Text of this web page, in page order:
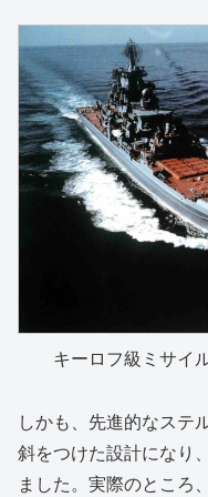
キーロフ級ミサイ
しかも、先進的なステ
斜をつけた設計になり
ました。実際のところ